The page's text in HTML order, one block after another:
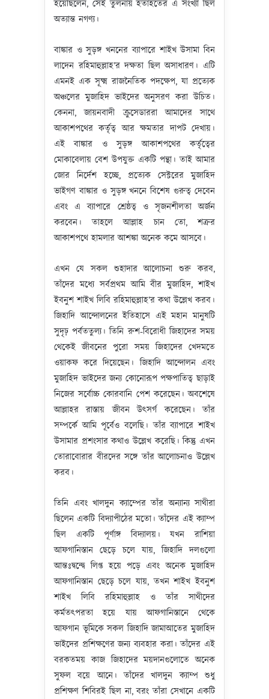
হয়েছিলেন, সেই তুলনায় হতাহতের এ সংখ্যা ছিল
অত্যান্ত নগণ্য।
বাঙ্কার ও সুড়ঙ্গ খননের ব্যাপারে শাইখ উসামা বিন
লাদেন রহিমাহুল্লাহ’র দক্ষতা ছিল অসাধারণ। এটি
এমনই এক সূক্ষ্ম রাজনৈতিক পদক্ষেপ, যা প্রত্যেক
অঞ্চলের মুজাহিদ ভাইদের অনুসরণ করা উচিত।
কেননা, জায়নবাদী ক্রুসেডাররা আমাদের সাথে
আকাশপথের কর্তৃত্ব আর ক্ষমতার দাপট দেখায়।
এই বাঙ্কার ও সুড়ঙ্গ আকাশপথের কর্তৃত্বের
মোকাবেলায় বেশ উপযুক্ত একটি পন্থা। তাই আমার
জোর নির্দেশ হচ্ছে, প্রত্যেক সেক্টরের মুজাহিদ
ভাইগণ বাঙ্কার ও সুড়ঙ্গ খননে বিশেষ গুরুত্ব দেবেন
এবং এ ব্যাপারে শ্রেষ্ঠত্ব ও সৃজনশীলতা অর্জন
করবেন। তাহলে আল্লাহ চান তো, শত্রুর
আকাশপথে হামলার আশঙ্কা অনেক কমে আসবে।
এখন যে সকল শুহাদার আলোচনা শুরু করব,
তাঁদের মধ্যে সর্বপ্রথম আমি বীর মুজাহিদ, শাইখ
ইবনুশ শাইখ লিবি রহিমাহুল্লাহ’র কথা উল্লেখ করব।
জিহাদি আন্দোলনের ইতিহাসে এই মহান মানুষটি
সুদৃঢ় পর্বততুল্য। তিনি রুশ-বিরোধী জিহাদের সময়
থেকেই জীবনের পুরো সময় জিহাদের খেদমতে
ওয়াকফ করে দিয়েছেন। জিহাদি আন্দোলন এবং
মুজাহিদ ভাইদের জন্য কোনোরূপ পক্ষপাতিত্ব ছাড়াই
নিজের সর্বোচ্চ কোরবানি পেশ করেছেন। অবশেষে
আল্লাহর রাস্তায় জীবন উৎসর্গ করেছেন। তাঁর
সম্পর্কে আমি পূর্বেও বলেছি। তাঁর ব্যাপারে শাইখ
উসামার প্রশংসার কথাও উল্লেখ করেছি। কিন্তু এখন
তোরাবোরার বীরদের সঙ্গে তাঁর আলোচনাও উল্লেখ
করব।
তিনি এবং খালদুন ক্যাম্পের তাঁর অন্যান্য সাথীরা
ছিলেন একটি বিদ্যাপীঠের মতো। তাঁদের এই ক্যাম্প
ছিল একটি পূর্ণাঙ্গ বিদ্যালয়। যখন রাশিয়া
আফগানিস্তান ছেড়ে চলে যায়, জিহাদি দলগুলো
আন্তঃদ্বন্দ্বে লিপ্ত হয়ে পড়ে এবং অনেক মুজাহিদ
আফগানিস্তান ছেড়ে চলে যায়, তখন শাইখ ইবনুশ
শাইখ লিবি রহিমাহুল্লাহ ও তাঁর সাথীদের
কর্মতৎপরতা হয়ে যায় আফগানিস্তানে থেকে
আফগান ভূমিকে সকল জিহাদি জামাআতের মুজাহিদ
ভাইদের প্রশিক্ষণের জন্য ব্যবহার করা। তাঁদের এই
বরকতময় কাজ জিহাদের ময়দানগুলোতে অনেক
সুফল বয়ে আনে। তাঁদের খালদুন ক্যাম্প শুধু
প্রশিক্ষণ শিবিরই ছিল না, বরং তাঁরা সেখানে একটি